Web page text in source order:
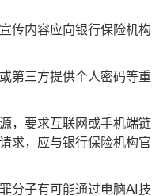
传内容应向银行保险机构
第三方提供个人密码等重
，要求互联网或手机端链
求，应与银行保险机构官
分子有可能通过电脑AI技